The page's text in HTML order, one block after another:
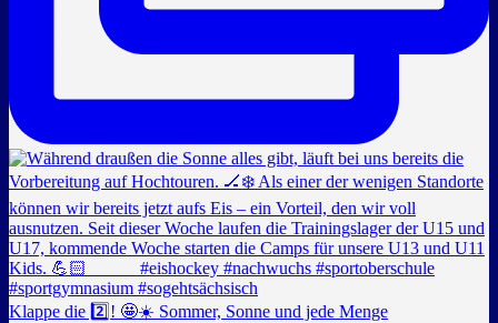
Klappe die 2️⃣! 🤩☀️ Sommer, Sonne und jede Menge